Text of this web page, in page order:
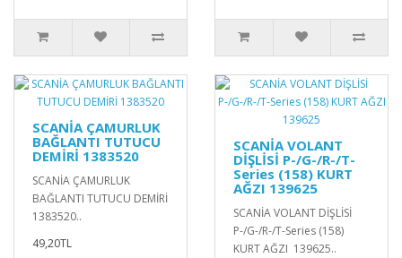
SCANİA ÇAMURLUK
BAĞLANTI TUTUCU
DEMİRİ 1383520
SCANİA ÇAMURLUK
BAĞLANTI TUTUCU DEMİRİ
1383520..
49,20TL
SCANİA VOLANT
DİŞLİSİ P-/G-/R-/T-
Series (158) KURT
AĞZI 139625
SCANİA VOLANT DİŞLİSİ
P-/G-/R-/T-Series (158)
KURT AĞZI 139625..